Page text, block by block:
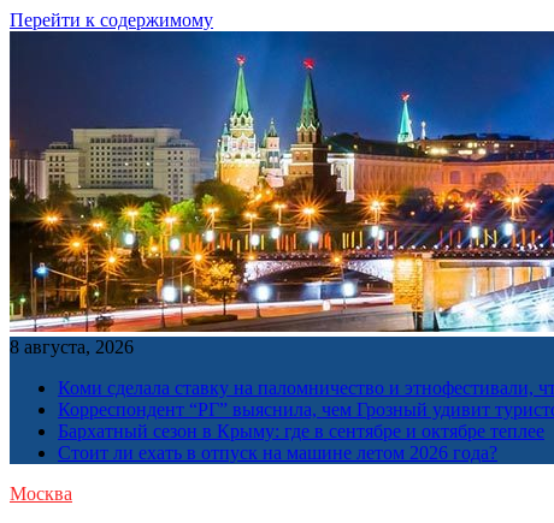
Перейти к содержимому
8 августа, 2026
Коми сделала ставку на паломничество и этнофестивали,
Корреспондент “РГ” выяснила, чем Грозный удивит
Бархатный сезон в Крыму: где в сентябре и октябре теплее
Стоит ли ехать в отпуск на машине летом 2026 года?
Москва